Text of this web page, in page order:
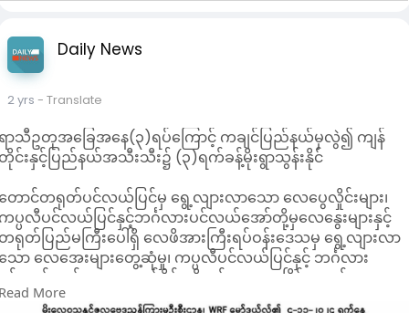
ြင်း၊ မိုးထစ်ချုန်းခြင်း၊ မိုးကြိုးပစ်ခြင်း၊ လျှပ်စီးလက်ခြင်း၊ မိုးသီး
ေးအန္တရာယ်များဖြစ်ပေါ်နိုင်၍သတိပြုနေထိုင်ကြရန် မိုးဇလက
သိပေးခဲ့သည်။
Daily News
2 yrs - Translate
ာသီဥတုအခြေအနေ(၃)ရပ်ကြောင့် ကချင်ပြည်နယ်မှလွဲ၍ ကျန်
င်းနှင့်ပြည်နယ်အသီးသီး၌ (၃)ရက်ခန့်မိုးရွာသွန်းနိုင်
ောင်တရုတ်ပင်လယ်ပြင်မှ ရွေ့လျားလာသော လေပွေလှိုင်းများ၊
ပ္ပလီပင်လယ်ပြင်နှင့်ဘင်္ဂလားပင်လယ်အော်တို့မှလေနွေးများနှင့်
ရုတ်ပြည်မကြီးပေါ်ရှိ လေဖိအားကြီးရပ်ဝန်းဒေသမှ ရွေ့လျားလာ
ော လေအေးများတွေ့ဆုံမှု၊ ကပ္ပလီပင်လယ်ပြင်နှင့် ဘင်္ဂလား
င်လယ်အော်အရှေ့တောင်ပိုင်းတို့တွင် လေထုမငြိမ်မသက်မှုများ
ြစ်ပေါ်လာနိုင်ခြင်းတို့ဖြစ်ပေါ်လာနိုင်သည်ဟု မိုးဇလမှ ယနေ့
More